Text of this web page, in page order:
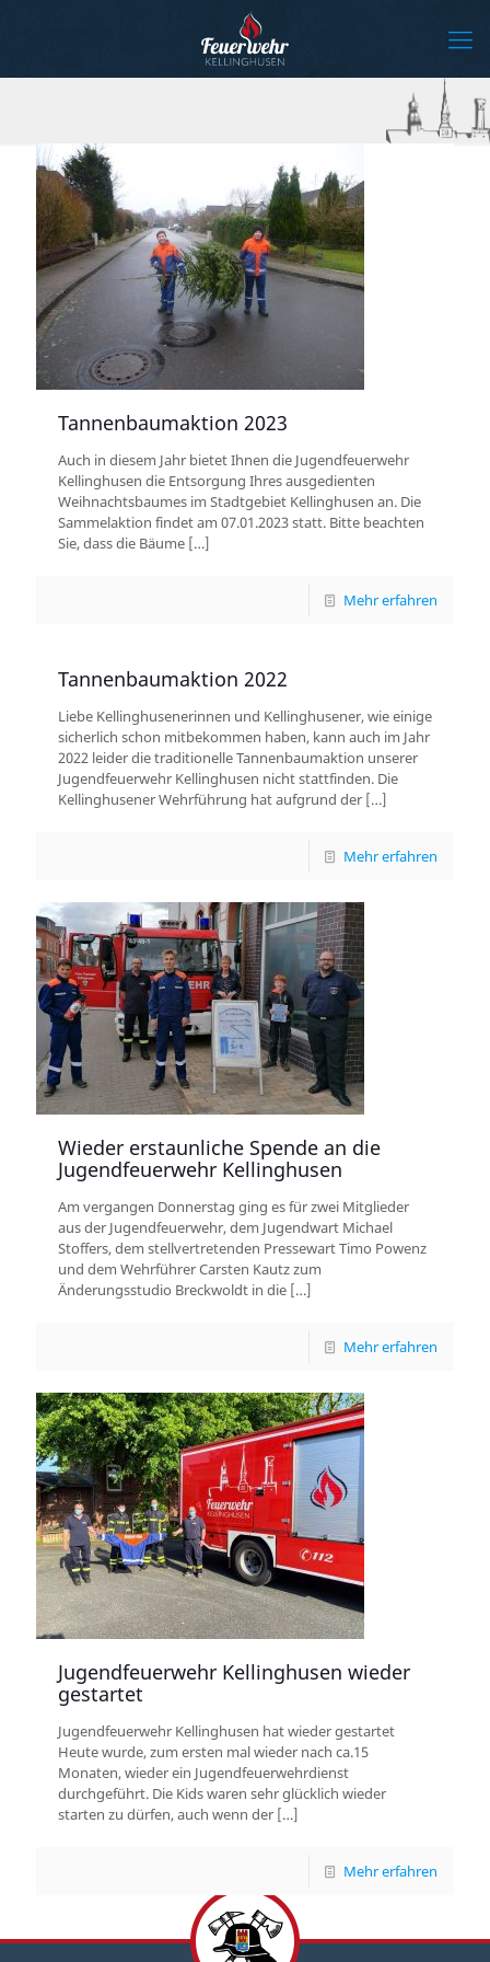
Tannenbaumaktion 2023
Auch in diesem Jahr bietet Ihnen die Jugendfeuerwehr
Kellinghusen die Entsorgung Ihres ausgedienten
Weihnachtsbaumes im Stadtgebiet Kellinghusen an. Die
Sammelaktion findet am 07.01.2023 statt. Bitte beachten
Sie, dass die Bäume […]
Mehr erfahren
Tannenbaumaktion 2022
Liebe Kellinghusenerinnen und Kellinghusener, wie einige
sicherlich schon mitbekommen haben, kann auch im Jahr
2022 leider die traditionelle Tannenbaumaktion unserer
Jugendfeuerwehr Kellinghusen nicht stattfinden. Die
Kellinghusener Wehrführung hat aufgrund der […]
Mehr erfahren
Wieder erstaunliche Spende an die
Jugendfeuerwehr Kellinghusen
Am vergangen Donnerstag ging es für zwei Mitglieder
aus der Jugendfeuerwehr, dem Jugendwart Michael
Stoffers, dem stellvertretenden Pressewart Timo Powenz
und dem Wehrführer Carsten Kautz zum
Änderungsstudio Breckwoldt in die […]
Mehr erfahren
Jugendfeuerwehr Kellinghusen wieder
gestartet
Jugendfeuerwehr Kellinghusen hat wieder gestartet
Heute wurde, zum ersten mal wieder nach ca.15
Monaten, wieder ein Jugendfeuerwehrdienst
durchgeführt. Die Kids waren sehr glücklich wieder
starten zu dürfen, auch wenn der […]
Mehr erfahren